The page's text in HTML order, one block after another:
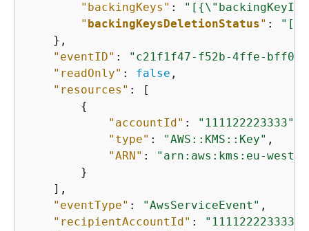
"backingKeys" : "[ {
" backingKeysDeletionStatus" : "[
    },
"eventID" :
"c21f1f47-f52b-4ffe-bff0-
"readOnly" : false ,
"resources" : [
{
"accountId" : "111122223333"
"type" : "AWS::KMS::Key" ,
"ARN" :
"arn:aws:kms:eu-west-
        }
    ],
"eventType" : "AwsServiceEvent" ,
"recipientAccountId" : "111122223333"